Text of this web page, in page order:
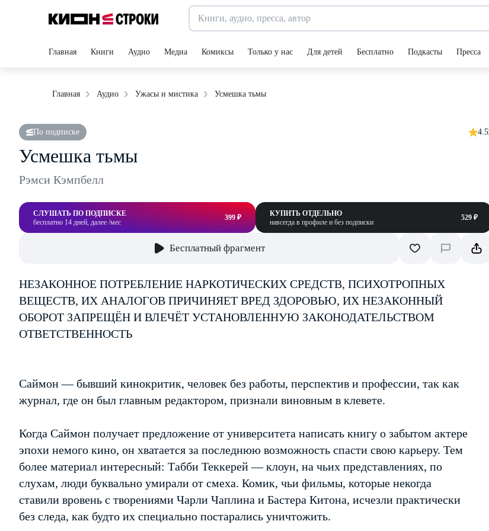
Главная Книги Аудио Медиа Комиксы Только у нас Для детей Бесплатно Подкасты Пресса
Главная Аудио Ужасы и мистика Усмешка тьмы
По подписке 4.5
Усмешка тьмы
Рэмси Кэмпбелл
СЛУШАТЬ ПО ПОДПИСКЕ
бесплатно 14 дней, далее /мес
399 ₽
КУПИТЬ ОТДЕЛЬНО
навсегда в профиле и без подписки
529 ₽
Бесплатный фрагмент
НЕЗАКОННОЕ ПОТРЕБЛЕНИЕ НАРКОТИЧЕСКИХ СРЕДСТВ, ПСИХОТРОПНЫХ
ВЕЩЕСТВ, ИХ АНАЛОГОВ ПРИЧИНЯЕТ ВРЕД ЗДОРОВЬЮ, ИХ НЕЗАКОННЫЙ
ОБОРОТ ЗАПРЕЩЁН И ВЛЕЧЁТ УСТАНОВЛЕННУЮ ЗАКОНОДАТЕЛЬСТВОМ
ОТВЕТСТВЕННОСТЬ
Саймон — бывший кинокритик, человек без работы, перспектив и профессии, так как
журнал, где он был главным редактором, признали виновным в клевете.
Когда Саймон получает предложение от университета написать книгу о забытом актере
эпохи немого кино, он хватается за последнюю возможность спасти свою карьеру. Тем
более материал интересный: Табби Теккерей — клоун, на чьих представлениях, по
слухам, люди буквально умирали от смеха. Комик, чьи фильмы, которые некогда
ставили вровень с творениями Чарли Чаплина и Бастера Китона, исчезли практически
без следа, как будто их специально постарались уничтожить.